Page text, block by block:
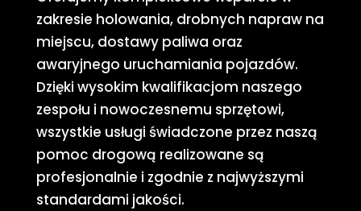
zakresie holowania, drobnych napraw na
miejscu, dostawy paliwa oraz
awaryjnego uruchamiania pojazdów.
Dzięki wysokim kwalifikacjom naszego
zespołu i nowoczesnemu sprzętowi,
wszystkie usługi świadczone przez naszą
pomoc drogową realizowane są
profesjonalnie i zgodnie z najwyższymi
standardami jakości.